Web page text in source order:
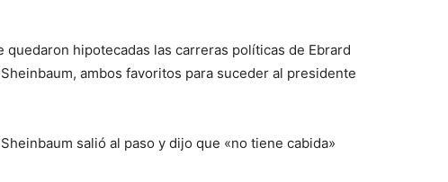
hipotecadas las carreras políticas de Ebrard
ambos favoritos para suceder al presidente
salió al paso y dijo que «no tiene cabida»